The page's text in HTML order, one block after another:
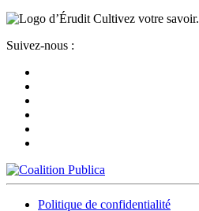
Cultivez votre savoir.
Suivez-nous :
Politique de confidentialité